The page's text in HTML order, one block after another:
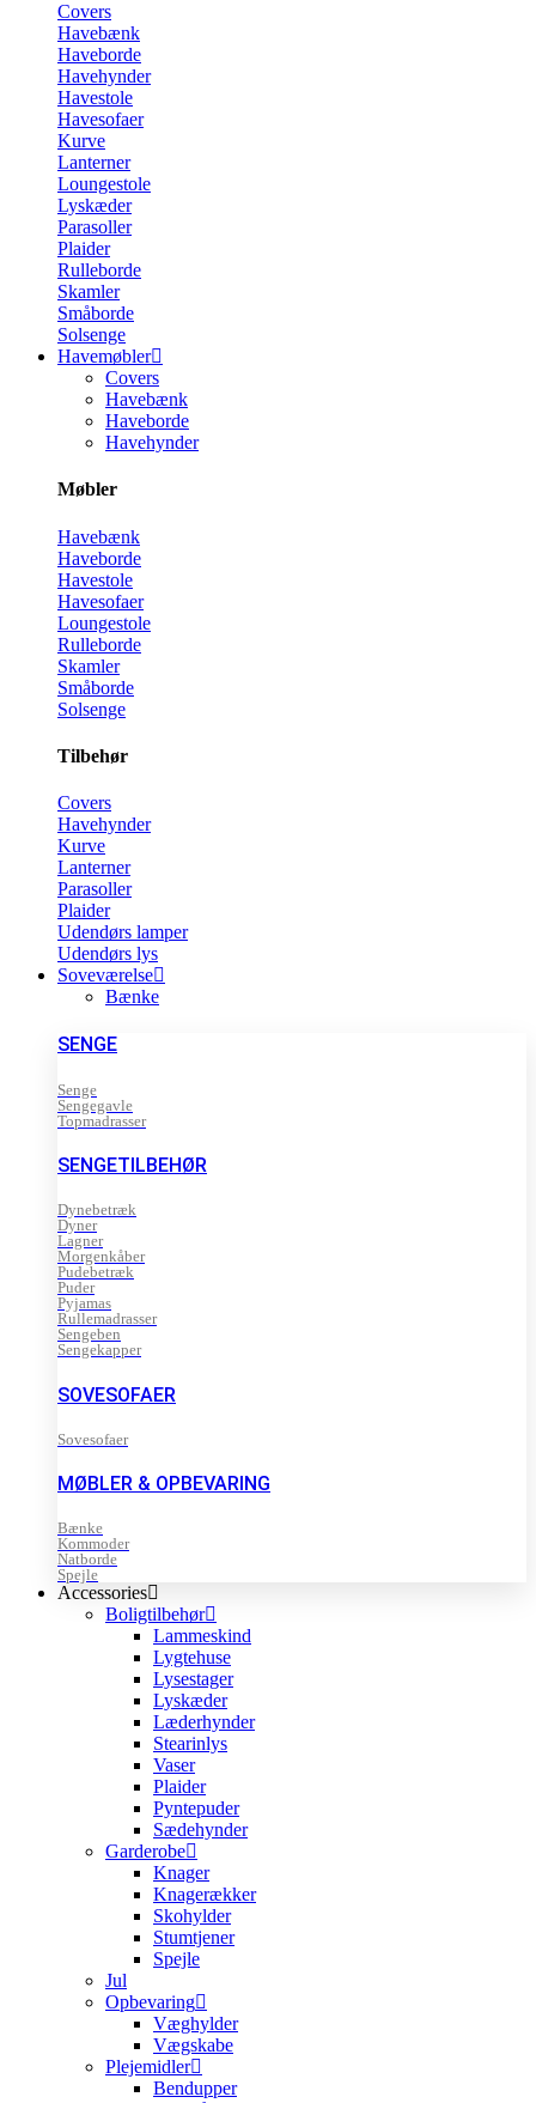
Covers
Havebænk
Haveborde
Havehynder
Havestole
Havesofaer
Kurve
Lanterner
Loungestole
Lyskæder
Parasoller
Plaider
Rulleborde
Skamler
Småborde
Solsenge
Havemøbler
Covers
Havebænk
Haveborde
Havehynder
Møbler
Havebænk
Haveborde
Havestole
Havesofaer
Loungestole
Rulleborde
Skamler
Småborde
Solsenge
Tilbehør
Covers
Havehynder
Kurve
Lanterner
Parasoller
Plaider
Udendørs lamper
Udendørs lys
Soveværelse
Bænke
SENGE
Senge
Sengegavle
Topmadrasser
SENGETILBEHØR
Dynebetræk
Dyner
Lagner
Morgenkåber
Pudebetræk
Puder
Pyjamas
Rullemadrasser
Sengeben
Sengekapper
SOVESOFAER
Sovesofaer
MØBLER & OPBEVARING
Bænke
Kommoder
Natborde
Spejle
Accessories
Boligtilbehør
Lammeskind
Lygtehuse
Lysestager
Lyskæder
Læderhynder
Stearinlys
Vaser
Plaider
Pyntepuder
Sædehynder
Garderobe
Knager
Knagerækker
Skohylder
Stumtjener
Spejle
Jul
Opbevaring
Væghylder
Vægskabe
Plejemidler
Bendupper